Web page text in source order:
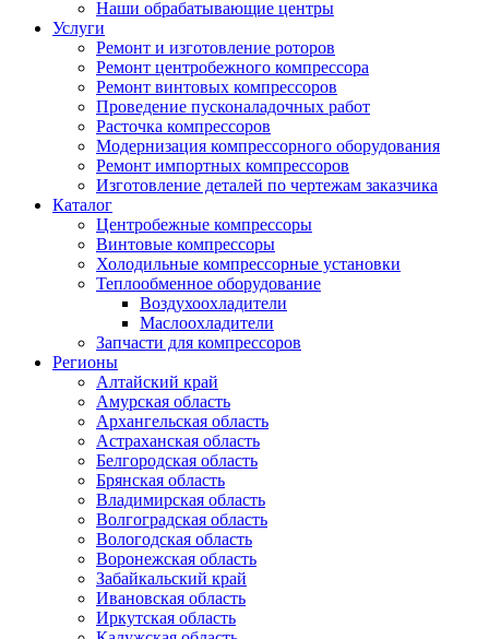
Наши обрабатывающие центры
Услуги
Ремонт и изготовление роторов
Ремонт центробежного компрессора
Ремонт винтовых компрессоров
Проведение пусконаладочных работ
Расточка компрессоров
Модернизация компрессорного оборудования
Ремонт импортных компрессоров
Изготовление деталей по чертежам заказчика
Каталог
Центробежные компрессоры
Винтовые компрессоры
Холодильные компрессорные установки
Теплообменное оборудование
Воздухоохладители
Маслоохладители
Запчасти для компрессоров
Регионы
Алтайский край
Амурская область
Архангельская область
Астраханская область
Белгородская область
Брянская область
Владимирская область
Волгоградская область
Вологодская область
Воронежская область
Забайкальский край
Ивановская область
Иркутская область